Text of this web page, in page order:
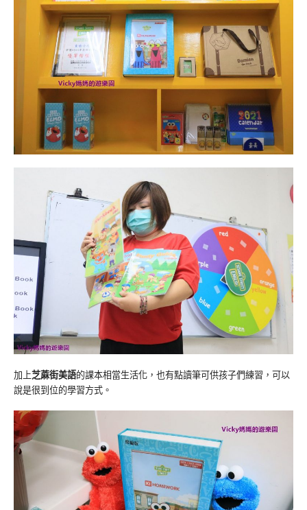
加上芝蔴街美語的課本相當生活化，也有點讀筆可供孩子們練習，可以
說是很到位的學習方式。